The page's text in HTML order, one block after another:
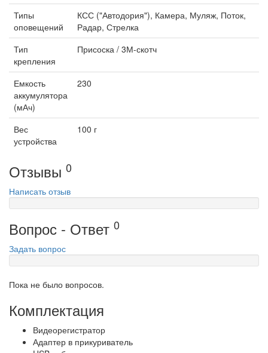
Типы
оповещений
КСС ("Автодория"), Камера, Муляж, Поток,
Радар, Стрелка
Тип
крепления
Присоска / 3М-скотч
Емкость
аккумулятора
(мАч)
230
Вес
устройства
100 г
Отзывы 0
Написать отзыв
Вопрос - Ответ 0
Задать вопрос
Пока не было вопросов.
Комплектация
Видеорегистратор
Адаптер в прикуриватель